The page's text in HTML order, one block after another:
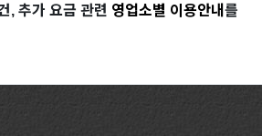
, 추가 요금 관련 영업소별 이용안내 를